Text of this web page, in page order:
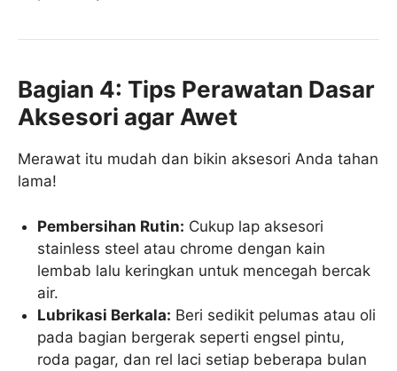
Bagian 4: Tips Perawatan Dasar
Aksesori agar Awet
Merawat itu mudah dan bikin aksesori Anda tahan
lama!
Pembersihan Rutin: Cukup lap aksesori
stainless steel atau chrome dengan kain
lembab lalu keringkan untuk mencegah bercak
air.
Lubrikasi Berkala: Beri sedikit pelumas atau oli
pada bagian bergerak seperti engsel pintu,
roda pagar, dan rel laci setiap beberapa bulan